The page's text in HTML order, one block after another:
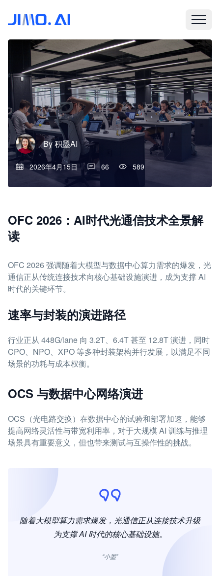
By积墨AI
2026年4月15日 66 589
OFC 2026：AI时代光通信技术全景解
读
OFC 2026 强调随着大模型与数据中心算力需求的爆发，光
通信正从传统连接技术向核心基础设施演进，成为支撑 AI
时代的关键环节。
速率与封装的演进路径
行业正从 448G/lane 向 3.2T、6.4T 甚至 12.8T 演进，同时
CPO、NPO、XPO 等多种封装架构并行发展，以满足不同
场景的功耗与成本权衡。
OCS 与数据中心网络演进
OCS（光电路交换）在数据中心的试验和部署加速，能够
提高网络灵活性与带宽利用率，对于大规模 AI 训练与推理
场景具有重要意义，但也带来测试与互操作性的挑战。
随着大模型算力需求爆发，光通信正从连接技术升级
为支撑 AI 时代的核心基础设施。
“小墨”